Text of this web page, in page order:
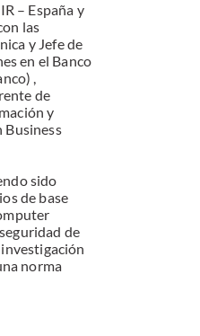
– España y
las
y Jefe de
en el Banco
,
de
y
Business
sido
de base
de
norma